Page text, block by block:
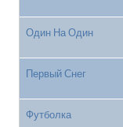
Один На Один
Первый Снег
Футболка